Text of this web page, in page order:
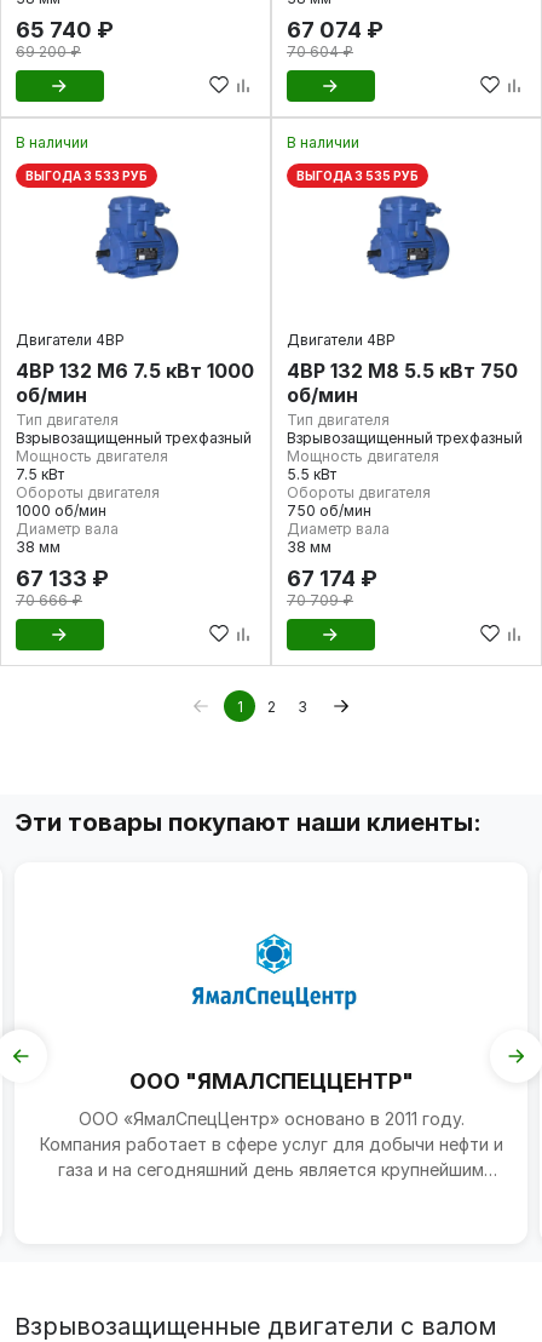
65 740 ₽
69 200 ₽
67 074 ₽
70 604 ₽
В наличии
ВЫГОДА 3 533 РУБ
Двигатели 4ВР
4ВР 132 М6 7.5 кВт 1000
об/мин
Тип двигателя
Взрывозащищенный трехфазный
Мощность двигателя
7.5 кВт
Обороты двигателя
1000 об/мин
Диаметр вала
38 мм
67 133 ₽
70 666 ₽
В наличии
ВЫГОДА 3 535 РУБ
Двигатели 4ВР
4ВР 132 М8 5.5 кВт 750
об/мин
Тип двигателя
Взрывозащищенный трехфазный
Мощность двигателя
5.5 кВт
Обороты двигателя
750 об/мин
Диаметр вала
38 мм
67 174 ₽
70 709 ₽
1 2 3
Эти товары покупают наши клиенты:
ООО "ЯМАЛСПЕЦЦЕНТР"
ООО «ЯмалСпецЦентр» основано в 2011 году.
Компания работает в сфере услуг для добычи нефти и
газа и на сегодняшний день является крупнейшим
Взрывозащищенные двигатели с валом